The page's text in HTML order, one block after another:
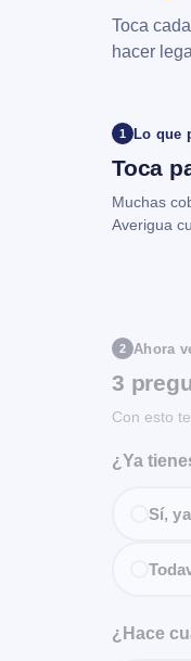
Toca
hacer
1 Lo que
Toca
Muchas
Averigua
2 Ahora
3
Con esto
¿Ya
Sí,
¿Hace